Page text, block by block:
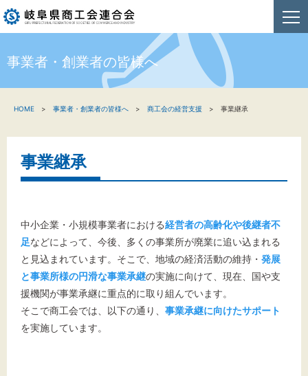
新着情報
関係機関の方へ
お問い合わせ
文字サイズ
事業者・創業者の皆様へ
HOME 事業者・創業者の皆様へ 商工会の経営支援 事業継承
事業継承
中小企業・小規模事業者における経営者の高齢化や後継者不
足などによって、今後、多くの事業所が廃業に追い込まれる
と見込まれています。そこで、地域の経済活動の維持・ 発展
と事業所様の円滑な事業承継の実施に向けて、現在、国や支
援機関が事業承継に重点的に取り組んでいます。
そこで商工会では、以下の通り、 事業承継に向けたサポート
を実施しています。